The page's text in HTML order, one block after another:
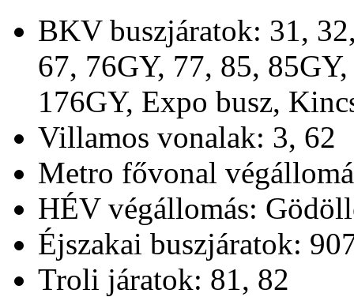
BKV buszjáratok: 31,
67, 76GY, 77, 85,
176GY, Expo busz,
Villamos vonalak: 3, 62
Metro fővonal
HÉV végállomás:
Éjszakai buszjáratok:
Troli járatok: 81, 82